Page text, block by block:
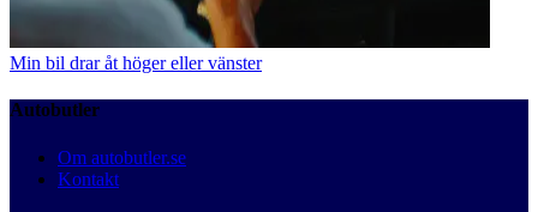
Min bil drar åt höger eller vänster
Autobutler
Om autobutler.se
Kontakt